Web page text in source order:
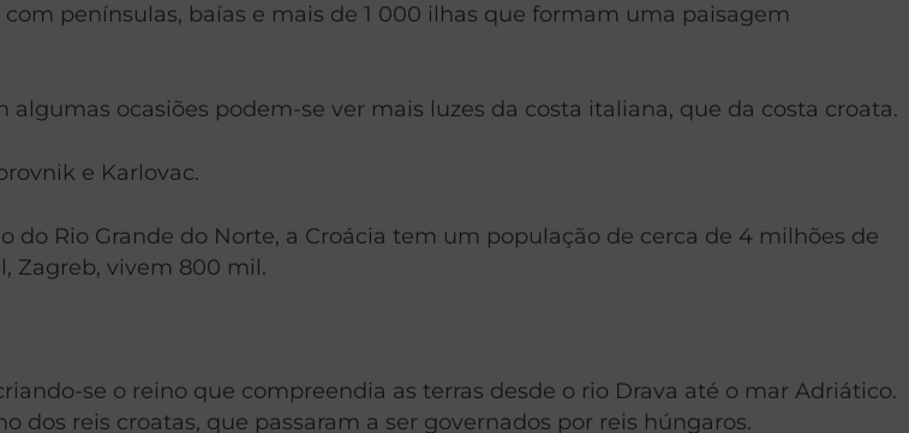
penínsulas, baías e mais de 1 000 ilhas que formam uma paisagem
ocasiões podem-se ver mais luzes da costa italiana, que da costa croata.
e Karlovac.
Rio Grande do Norte, a Croácia tem um população de cerca de 4 milhões de
Zagreb, vivem 800 mil.
se o reino que compreendia as terras desde o rio Drava até o mar Adriático.
reis croatas, que passaram a ser governados por reis húngaros.